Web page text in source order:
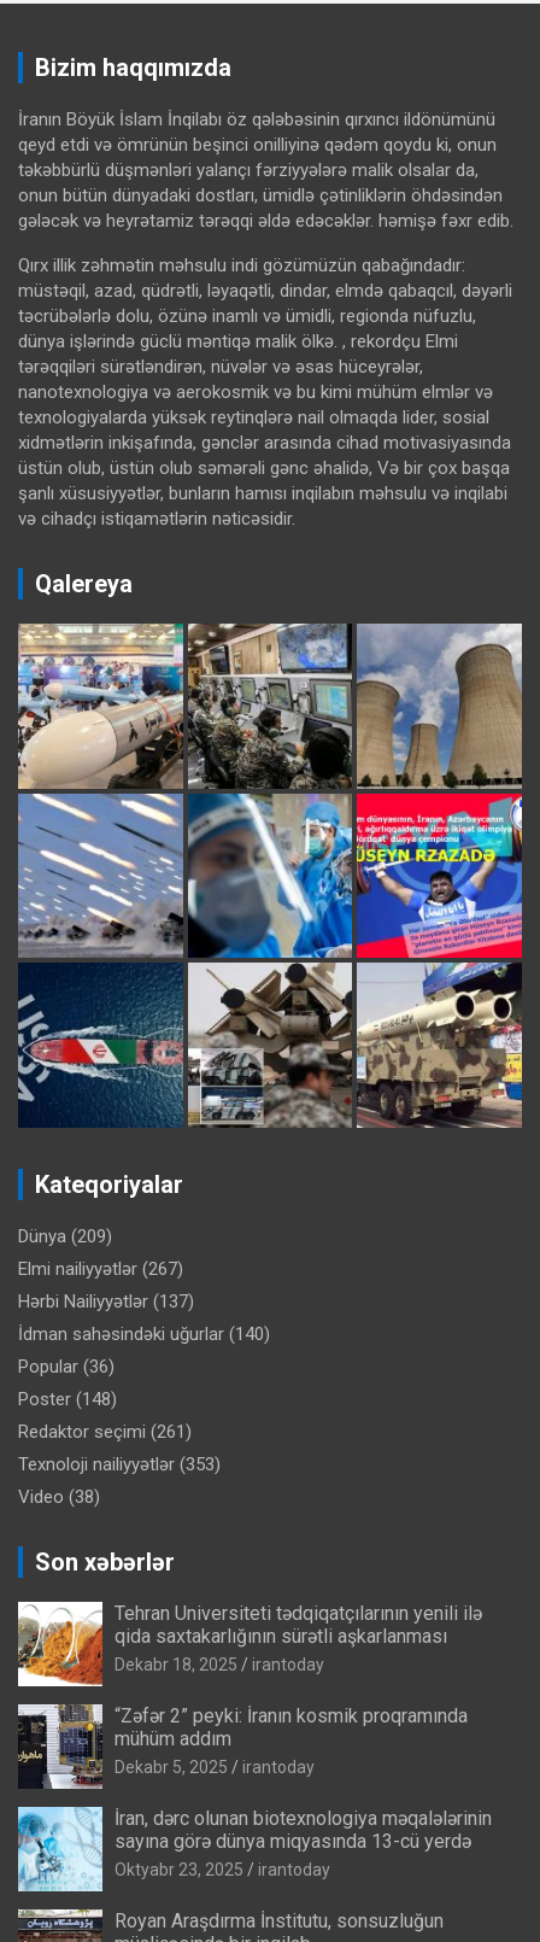
Bizim haqqımızda
İranın Böyük İslam İnqilabı öz qələbəsinin qırxıncı ildönümünü
qeyd etdi və ömrünün beşinci onilliyinə qədəm qoydu ki, onun
təkəbbürlü düşmənləri yalançı fərziyyələrə malik olsalar da,
onun bütün dünyadaki dostları, ümidlə çətinliklərin öhdəsindən
gələcək və heyrətamiz tərəqqi əldə edəcəklər. həmişə fəxr edib.
Qırx illik zəhmətin məhsulu indi gözümüzün qabağındadır:
müstəqil, azad, qüdrətli, ləyaqətli, dindar, elmdə qabaqcıl, dəyərli
təcrübələrlə dolu, özünə inamlı və ümidli, regionda nüfuzlu,
dünya işlərində güclü məntiqə malik ölkə. , rekordçu Elmi
tərəqqiləri sürətləndirən, nüvələr və əsas hüceyrələr,
nanotexnologiya və aerokosmik və bu kimi mühüm elmlər və
texnologiyalarda yüksək reytinqlərə nail olmaqda lider, sosial
xidmətlərin inkişafında, gənclər arasında cihad motivasiyasında
üstün olub, üstün olub səmərəli gənc əhalidə, Və bir çox başqa
şanlı xüsusiyyətlər, bunların hamısı inqilabın məhsulu və inqilabi
və cihadçı istiqamətlərin nəticəsidir.
Qalereya
Kateqoriyalar
Dünya (209)
Elmi nailiyyətlər (267)
Hərbi Nailiyyətlər (137)
İdman sahəsindəki uğurlar (140)
Popular (36)
Poster (148)
Redaktor seçimi (261)
Texnoloji nailiyyətlər (353)
Video (38)
Son xəbərlər
Tehran Universiteti tədqiqatçılarının yenili ilə
qida saxtakarlığının sürətli aşkarlanması
Dekabr 18, 2025 irantoday
“Zəfər 2” peyki: İranın kosmik proqramında
mühüm addım
Dekabr 5, 2025 irantoday
İran, dərc olunan biotexnologiya məqalələrinin
sayına görə dünya miqyasında 13-cü yerdə
Oktyabr 23, 2025 irantoday
Royan Araşdırma İnstitutu, sonsuzluğun